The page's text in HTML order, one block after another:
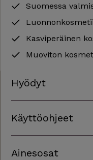
Suomessa
Kasviperäinen
Muoviton
Hyödyt
Käyttöohjeet
Ainesosat